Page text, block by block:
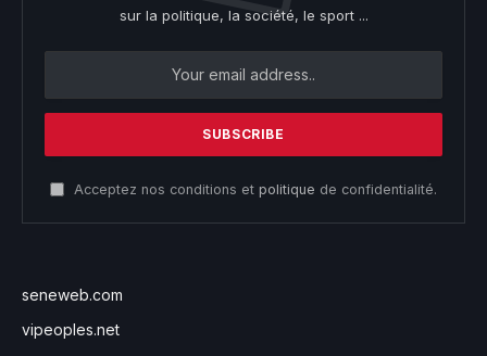
sur la politique, la société, le sport ...
Acceptez nos conditions et politique de confidentialité.
seneweb.com
vipeoples.net